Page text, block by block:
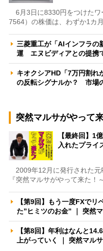
6月3日に8330円をつけたワ
7564）の株価は、わずか1カ
三菱重工が「AIインフラの
運 エヌビディアとの提携
キオクシアHD「7万円割れ
の反転シグナルか？ 市場
突然マルサがやって
【最終回】1
入れたプラ
2009年12月に発行された元
『突然マルサがやって来た！
【第9回】もう一度FXで
た”ヒミツのお金” ｜ 突然
【第8回】年利はなんと
上がっていく ｜ 突然マル